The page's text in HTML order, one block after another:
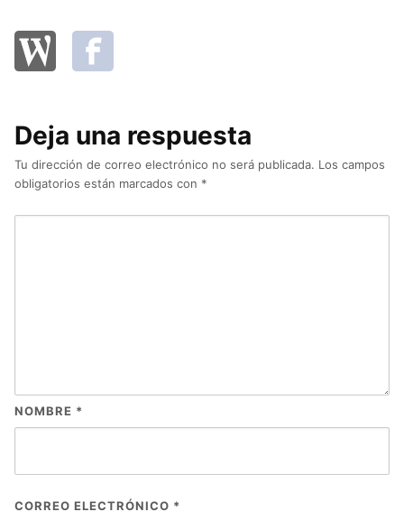
Deja una respuesta
Tu dirección de correo electrónico no será publicada. Los campos
obligatorios están marcados con *
NOMBRE *
CORREO ELECTRÓNICO *